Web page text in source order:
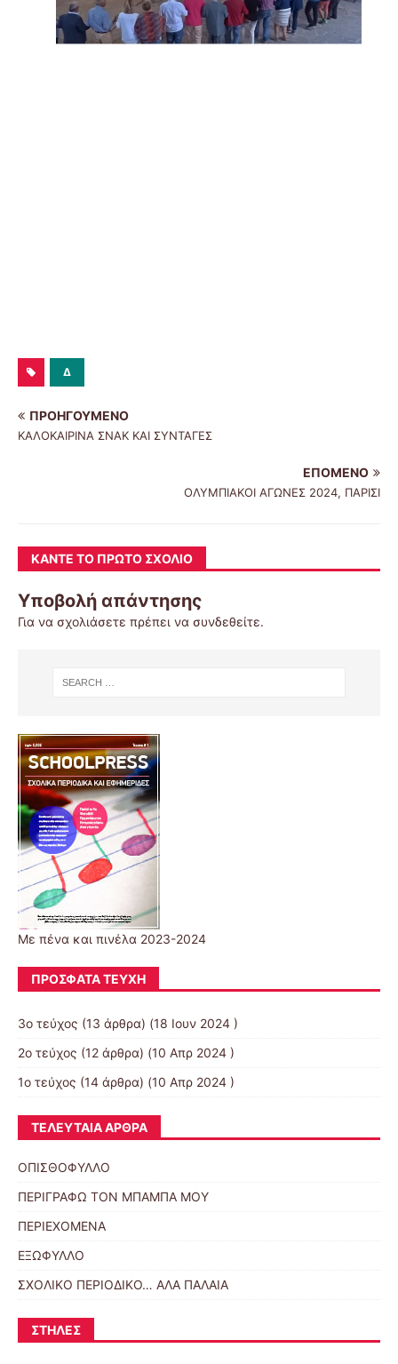
Δ
ΠΡΟΗΓΟΎΜΕΝΟ
ΚΑΛΟΚΑΙΡΙΝΑ ΣΝΑΚ ΚΑΙ ΣΥΝΤΑΓΕΣ
ΕΠΌΜΕΝΟ
ΟΛΥΜΠΙΑΚΟΙ ΑΓΩΝΕΣ 2024, ΠΑΡΙΣΙ
ΚΆΝΤΕ ΤΟ ΠΡΏΤΟ ΣΧΌΛΙΟ
Υποβολή απάντησης
Για να σχολιάσετε πρέπει να συνδεθείτε.
Με πένα και πινέλα 2023-2024
ΠΡΌΣΦΑΤΑ ΤΕΎΧΗ
3ο τεύχος (13 άρθρα) (18 Ιουν 2024 )
2o τεύχος (12 άρθρα) (10 Απρ 2024 )
1ο τεύχος (14 άρθρα) (10 Απρ 2024 )
ΤΕΛΕΥΤΑΊΑ ΆΡΘΡΑ
ΟΠΙΣΘΟΦΥΛΛΟ
ΠΕΡΙΓΡΑΦΩ ΤΟΝ ΜΠΑΜΠΑ ΜΟΥ
ΠΕΡΙΕΧΟΜΕΝΑ
ΕΞΩΦΥΛΛΟ
ΣΧΟΛΙΚΟ ΠΕΡΙΟΔΙΚΟ… ΑΛΑ ΠΑΛΑΙΑ
ΣΤΉΛΕΣ